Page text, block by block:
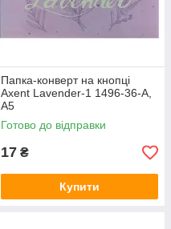
Папка-конверт на кнопці
Axent Lavender-1 1496-36-A,
А5
Готово до відправки
17 ₴
Купити